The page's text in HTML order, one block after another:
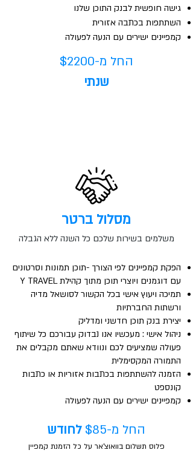
גישה חופשית לבנק התוכן שלנו
השתתפות בכתבה אזורית
קמפיינים ישירים עם הנעה לפעולה
החל מ-$2200
שנתי
מסלול ברטר
משלמים בשירות שלכם כל השנה ללא הגבלה
הפקת קמפיינים לפי הצורך -תוכן תמונות וסרטונים
עם דוגמנים ויוצרי תוכן מתוך קהילת Y TRAVEL
תמיכה ויעוץ אישי בכל הקשור לסושאל מדיה
ורשתות החברתיות
יצירת בנק תוכן חדשני ומדליק
ניהול אישי : מעכשיו אנו נבדוק עבורכם כל שיתוף
פעולה שמציעים לכם ונוודא שאתם מקבלים את
התמורה המקסימלית
הזמנה להשתתפות בכתבות אזוריות או כתבות
קונספט
קמפיינים ישירים עם הנעה לפעולה
החל מ-$85 לחודש
פלוס תשלום בוואוצ'אר על כל הזמנת קמפיין